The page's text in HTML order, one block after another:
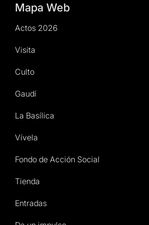
Mapa Web
Actos 2026
Visita
Culto
Gaudí
La Basílica
Vívela
Fondo de Acción Social
Tienda
Entradas